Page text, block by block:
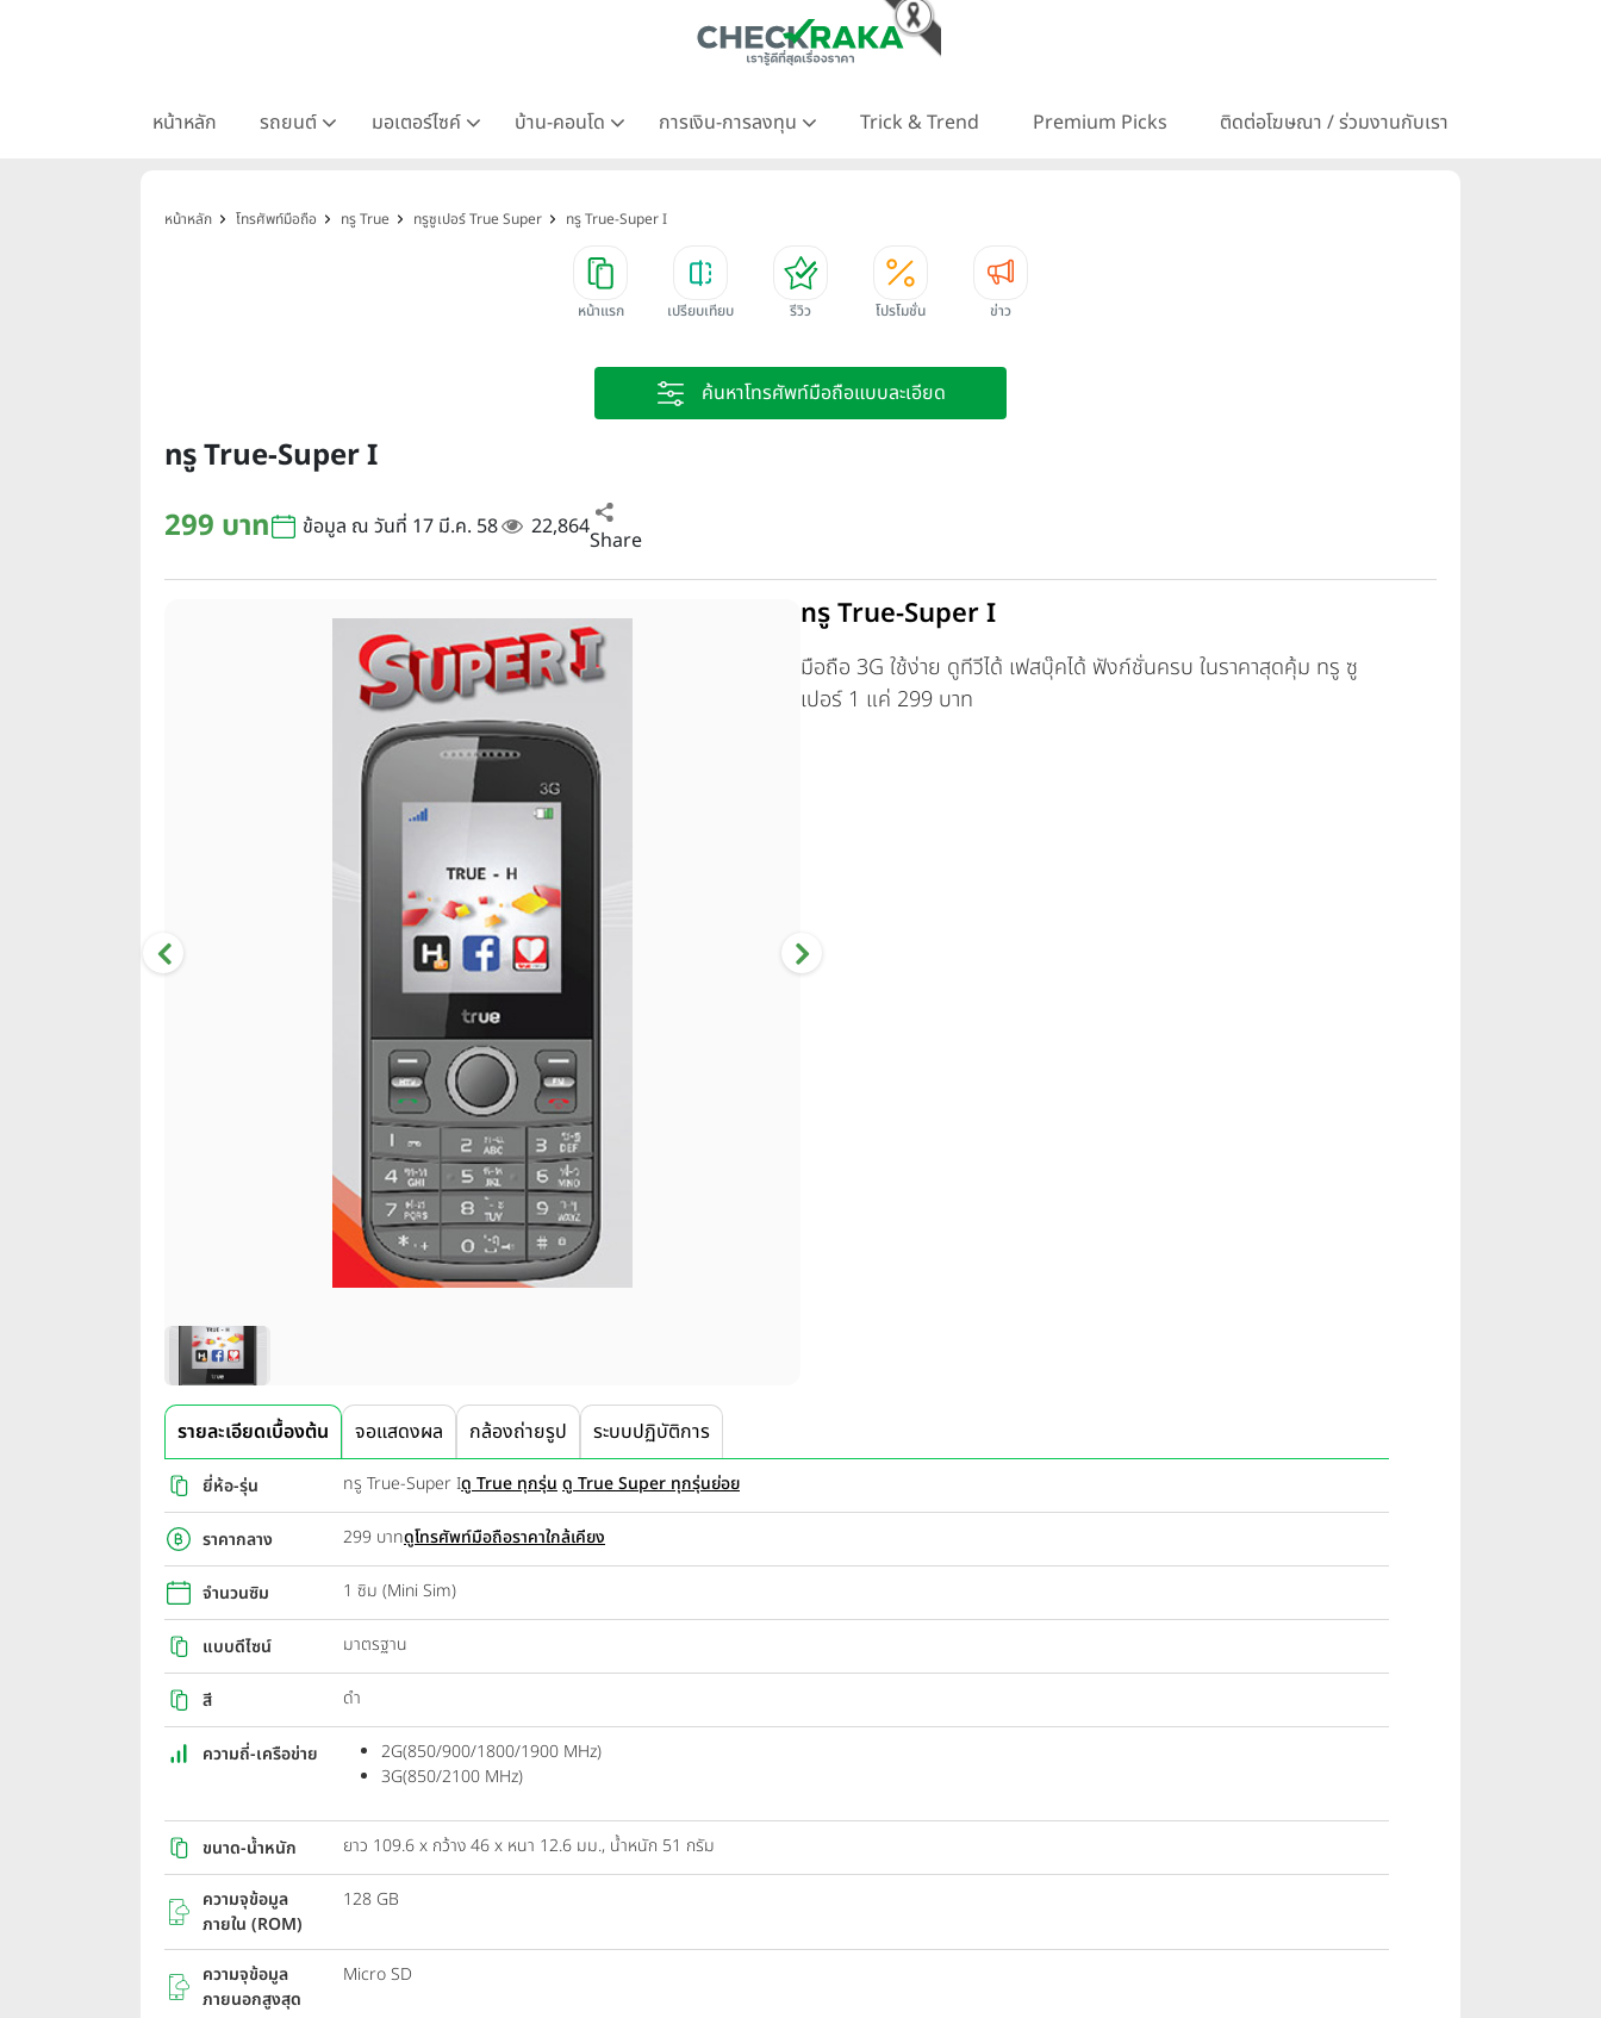
หน้าหลัก รถยนต์ มอเตอร์ไซค์ บ้าน-คอนโด การเงิน-การลงทุน Trick & Trend Premium Picks ติดต่อโฆษณา / ร่วมงานกับเรา
หน้าหลัก โทรศัพท์มือถือ ทรู True ทรูซูเปอร์ True Super ทรู True-Super I
หน้าแรก เปรียบเทียบ รีวิว โปรโมชั่น ข่าว
ค้นหาโทรศัพท์มือถือแบบละเอียด
ทรู True-Super I
299 บาท
ข้อมูล ณ วันที่ 17 มี.ค. 58 22,864Share
ทรู True-Super I
มือถือ 3G ใช้ง่าย ดูทีวีได้ เฟสบุ๊คได้ ฟังก์ชั่นครบ ในราคาสุดคุ้ม ทรู ซู
เปอร์ 1 แค่ 299 บาท
รายละเอียดเบื้องต้น จอแสดงผล กล้องถ่ายรูป ระบบปฏิบัติการ
ยี่ห้อ-รุ่น ทรู True-Super Iดู True ทุกรุ่น ดู True Super ทุกรุ่นย่อย
ราคากลาง 299 บาทดูโทรศัพท์มือถือราคาใกล้เคียง
จำนวนซิม 1 ซิม (Mini Sim)
แบบดีไซน์ มาตรฐาน
สี ดำ
ความถี่-เครือข่าย
2G(850/900/1800/1900 MHz)
3G(850/2100 MHz)
ขนาด-น้ำหนัก ยาว 109.6 x กว้าง 46 x หนา 12.6 มม., น้ำหนัก 51 กรัม
ความจุข้อมูล
ภายใน (ROM)
128 GB
ความจุข้อมูล
ภายนอกสูงสุด
Micro SD